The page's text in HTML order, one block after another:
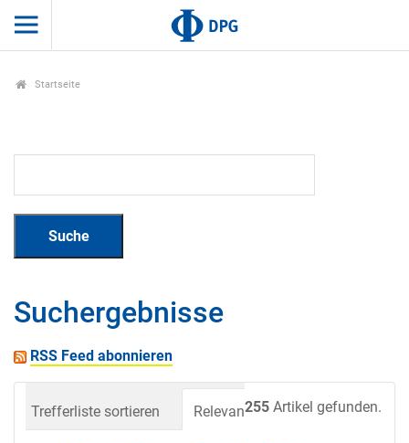
Startseite
Suchergebnisse
RSS Feed abonnieren
255 Artikel gefunden.
Trefferliste sortieren Relevanz Datum